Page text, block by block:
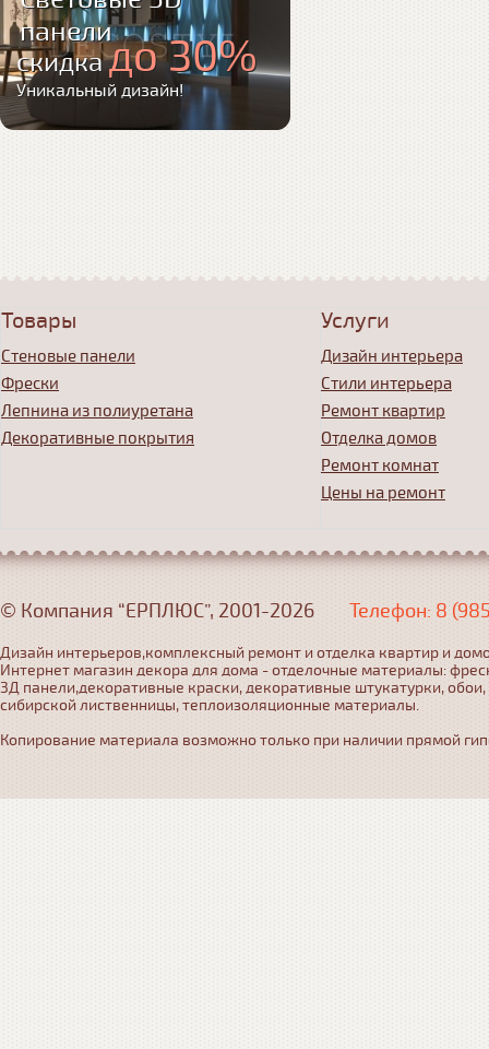
панели
скидкадо 30%
Уникальный дизайн!
Товары
Стеновые панели
Фрески
Лепнина из полиуретана
Декоративные покрытия
Услуги
Дизайн интерьера
Стили интерьера
Ремонт квартир
Отделка домов
Ремонт комнат
Цены на ремонт
© Компания “ЕРПЛЮС”, 2001-2026 Телефон: 8
Дизайн интерьеров,комплексный ремонт и отделка квартир и
Интернет магазин декора для дома - отделочные материалы:
3Д панели,декоративные краски, декоративные штукатурки,
сибирской лиственницы, теплоизоляционные материалы.
Копирование материала возможно только при наличии прямой